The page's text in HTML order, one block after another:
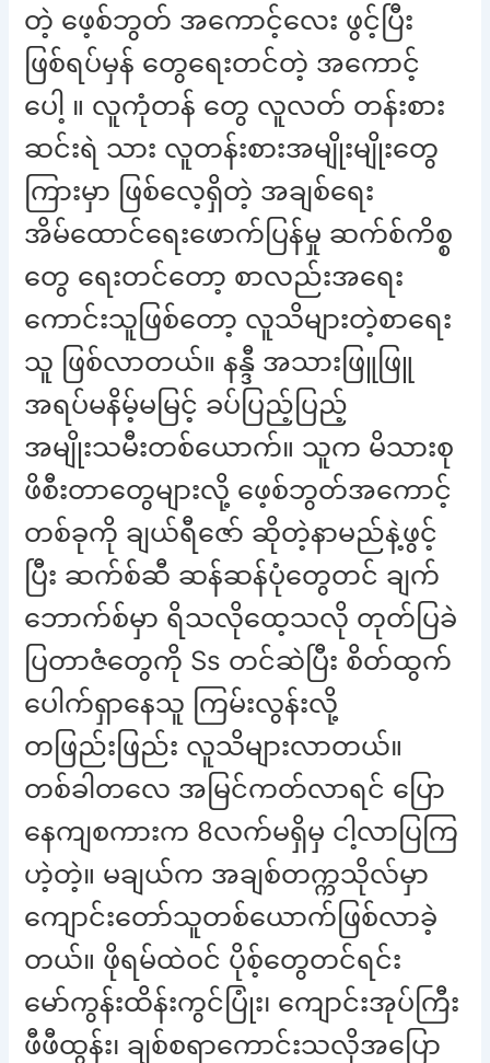
တဲ့ ဖေ့စ်ဘွတ် အကောင့်လေး ဖွင့်ပြီး
ဖြစ်ရပ်မှန် တွေရေးတင်တဲ့ အကောင့်
ပေါ့ ။ လူကုံတန် တွေ လူလတ် တန်းစား
ဆင်းရဲ သား လူတန်းစားအမျိုးမျိုးတွေ
ကြားမှာ ဖြစ်လေ့ရှိတဲ့ အချစ်ရေး
အိမ်ထောင်ရေးဖောက်ပြန်မှု ဆက်စ်ကိစ္စ
တွေ ရေးတင်တော့ စာလည်းအရေး
ကောင်းသူဖြစ်တော့ လူသိများတဲ့စာရေး
သူ ဖြစ်လာတယ်။ နန္ဒီ အသားဖြူဖြူ
အရပ်မနိမ့်မမြင့် ခပ်ပြည့်ပြည့်
အမျိုးသမီးတစ်ယောက်။ သူက မိသားစု
ဖိစီးတာတွေများလို့ ဖေ့စ်ဘွတ်အကောင့်
တစ်ခုကို ချယ်ရီဇော် ဆိုတဲ့နာမည်နဲ့ဖွင့်
ပြီး ဆက်စ်ဆီ ဆန်ဆန်ပုံတွေတင် ချက်
ဘောက်စ်မှာ ရိသလိုထေ့သလို တုတ်ပြခဲ
ပြတာဇံတွေကို Ss တင်ဆဲပြီး စိတ်ထွက်
ပေါက်ရှာနေသူ ကြမ်းလွန်းလို့
တဖြည်းဖြည်း လူသိများလာတယ်။
တစ်ခါတလေ အမြင်ကတ်လာရင် ပြော
နေကျစကားက 8လက်မရှိမှ ငါ့လာပြကြ
ဟဲ့တဲ့။ မချယ်က အချစ်တက္ကသိုလ်မှာ
ကျောင်းတော်သူတစ်ယောက်ဖြစ်လာခဲ့
တယ်။ ဖိုရမ်ထဲဝင် ပိုစ့်တွေတင်ရင်း
မော်ကွန်းထိန်းကွင်ပြုံး၊ ကျောင်းအုပ်ကြီး
ဖီဖီထွန်း၊ ချစ်စရာကောင်းသလိုအပြော